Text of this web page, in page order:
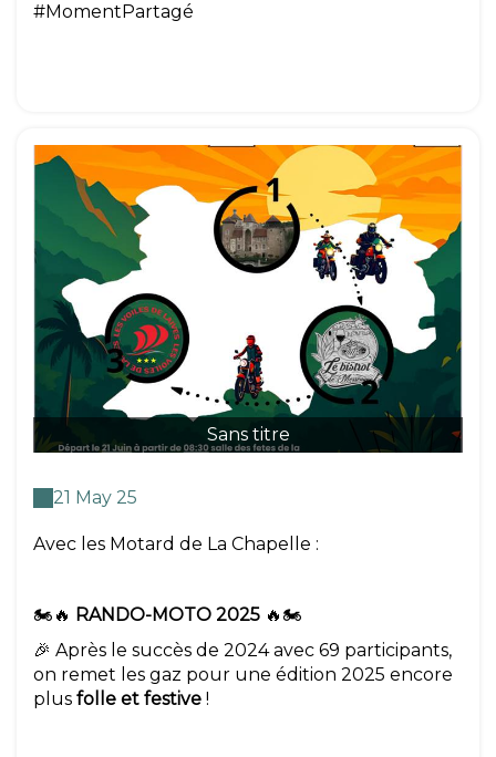
#MomentPartagé
Sans titre
21 May 25
Avec les Motard de La Chapelle :
🏍️🔥 RANDO-MOTO 2025 🔥🏍️
🎉 Après le succès de 2024 avec 69 participants,
on remet les gaz pour une édition 2025 encore
plus folle et festive !